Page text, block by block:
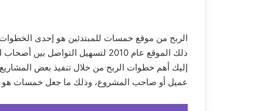
الربح من موقع خمسات للمبتدئين هو إحدى
ذلك الموقع عام 2010 لتسهيل التواصل بين أصحاب المشاريع والباحثين عن العمل، حيث جمع بينهما في مكان واحد.
إليك أهم خطوات الربح من خلال تنفيذ بعض
عميل أو صاحب المشروع، وذلك ما جعل خمسات هو